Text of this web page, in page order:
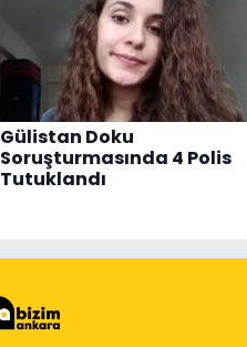
Gülistan Doku
Soruşturmasında 4 Polis
Tutuklandı